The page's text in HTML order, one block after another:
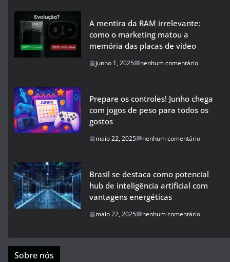
A mentira da RAM irrelevante:
como o marketing matou a
memória das placas de vídeo
junho 1, 2025 nenhum comentário
Prepare os controles! Junho chega
com jogos de peso para todos os
gostos
maio 22, 2025 nenhum comentário
Brasil se destaca como potencial
hub de inteligência artificial com
vantagens energéticas
maio 22, 2025 nenhum comentário
Sobre nós